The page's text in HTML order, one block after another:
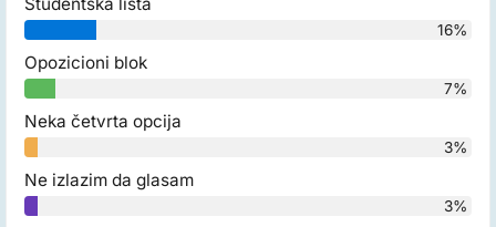
Studentska lista
16%
Opozicioni blok
7%
Neka četvrta opcija
3%
Ne izlazim da glasam
3%